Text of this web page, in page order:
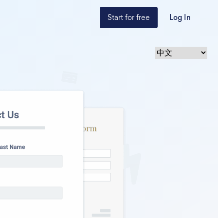
Start for free Log In